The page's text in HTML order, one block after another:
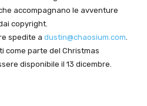
accompagnano le avventure
copyright.
spedite a dustin@chaosium.com.
come parte del Christmas
disponibile il 13 dicembre.